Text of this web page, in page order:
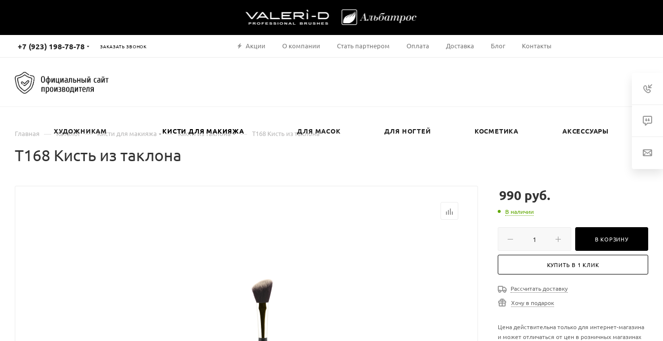
+7 (923) 198-78-78 ЗАКАЗАТЬ ЗВОНОК Акции О компании Стать партнером Оплата Доставка Блог Контакты
ХУДОЖНИКАМ КИСТИ ДЛЯ МАКИЯЖА ДЛЯ МАСОК ДЛЯ НОГТЕЙ КОСМЕТИКА АКСЕССУАРЫ
Главная — Каталог — Кисти для макияжа — Кисти из таклона — Т168 Кисть из таклона
Т168 Кисть из таклона
990 руб.
В наличии
В КОРЗИНУ
КУПИТЬ В 1 КЛИК
Рассчитать доставку
Хочу в подарок
Цена действительна только для интернет-магазина
и может отличаться от цен в розничных магазинах